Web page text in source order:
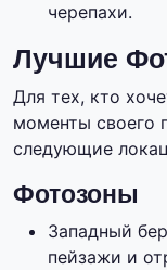
черепахи.
Лучшие
Для тех, кто
моменты своего
следующие
Фотозоны
Западный
пейзажи и